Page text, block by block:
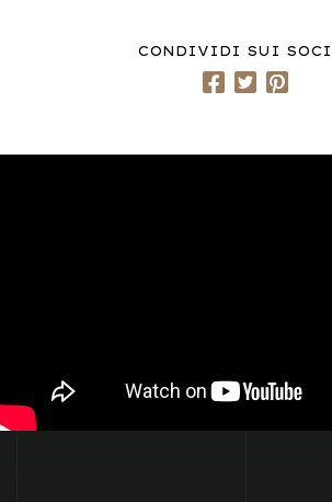
CONDIVIDI SUI